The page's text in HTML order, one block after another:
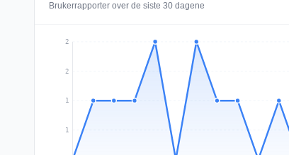
Brukerrapporter over de siste 30 dagene
1
1
2
2